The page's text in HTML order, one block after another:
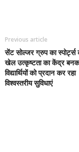
Previous article
सेंट सोल्जर ग्रुप का स्पोर्ट्स
खेल उत्कृष्टता का केंद्र
विद्यार्थियों को प्रदान कर रहा
विश्वस्तरीय सुविधाएं